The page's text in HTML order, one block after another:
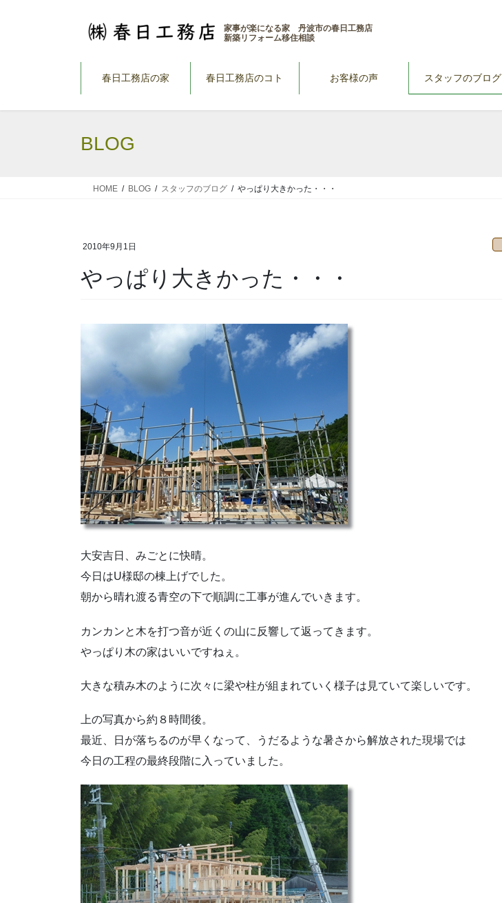
家事が楽になる家 丹波市の春日工務店
新築リフォーム移住相談
春日工務店の家 春日工務店のコト お客様の声 スタッフのブログ
BLOG
HOME BLOG スタッフのブログ やっぱり大きかった・・・
2010年9月1日
やっぱり大きかった・・・
大安吉日、みごとに快晴。
今日はU様邸の棟上げでした。
朝から晴れ渡る青空の下で順調に工事が進んでいきます。
カンカンと木を打つ音が近くの山に反響して返ってきます。
やっぱり木の家はいいですねぇ。
大きな積み木のように次々に梁や柱が組まれていく様子は見ていて楽しいです。
上の写真から約８時間後。
最近、日が落ちるのが早くなって、うだるような暑さから解放された現場では
今日の工程の最終段階に入っていました。